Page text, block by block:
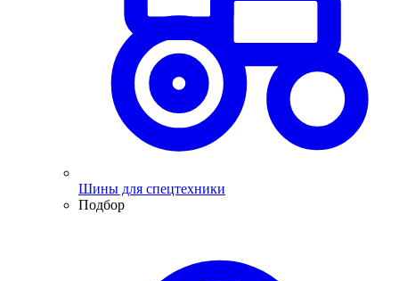
Шины для спецтехники
Подбор